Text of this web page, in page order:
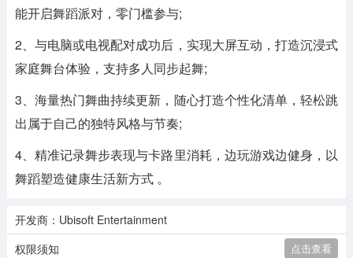
能开启舞蹈派对，零门槛参与;
2、与电脑或电视配对成功后，实现大屏互动，打造沉浸式
家庭舞台体验，支持多人同步起舞;
3、海量热门舞曲持续更新，随心打造个性化清单，轻松跳
出属于自己的独特风格与节奏;
4、精准记录舞步表现与卡路里消耗，边玩游戏边健身，以
舞蹈塑造健康生活新方式 。
开发商：Ubisoft Entertainment
权限须知
点击查看